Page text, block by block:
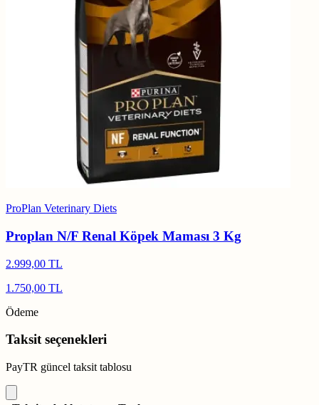
ProPlan Veterinary Diets
Proplan N/F Renal Köpek Maması 3 Kg
2.999,00 TL
1.750,00 TL
Ödeme
Taksit seçenekleri
PayTR güncel taksit tablosu